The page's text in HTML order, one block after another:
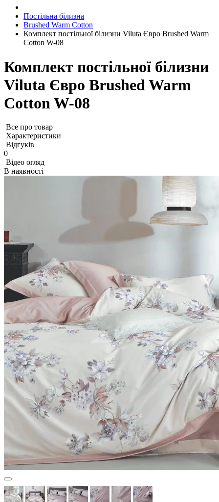
Постільна білизна
Brushed Warm Cotton
Комплект постільної білизни Viluta Євро Brushed Warm
Cotton W-08
Комплект постільної білизни
Viluta Євро Brushed Warm
Cotton W-08
Все про товар
Характеристики
Відгуків
0
Відео огляд
В наявності